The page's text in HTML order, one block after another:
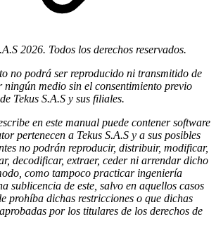
2026. Todos los derechos reservados.
no podrá ser reproducido ni transmitido de
medio sin el consentimiento previo
Tekus S.A.S y sus filiales.
en este manual puede contener software
pertenecen a Tekus S.A.S y a sus posibles
no podrán reproducir, distribuir, modificar,
decodificar, extraer, ceder ni arrendar dicho
como tampoco practicar ingeniería
sublicencia de este, salvo en aquellos casos
prohíba dichas restricciones o que dichas
por los titulares de los derechos de